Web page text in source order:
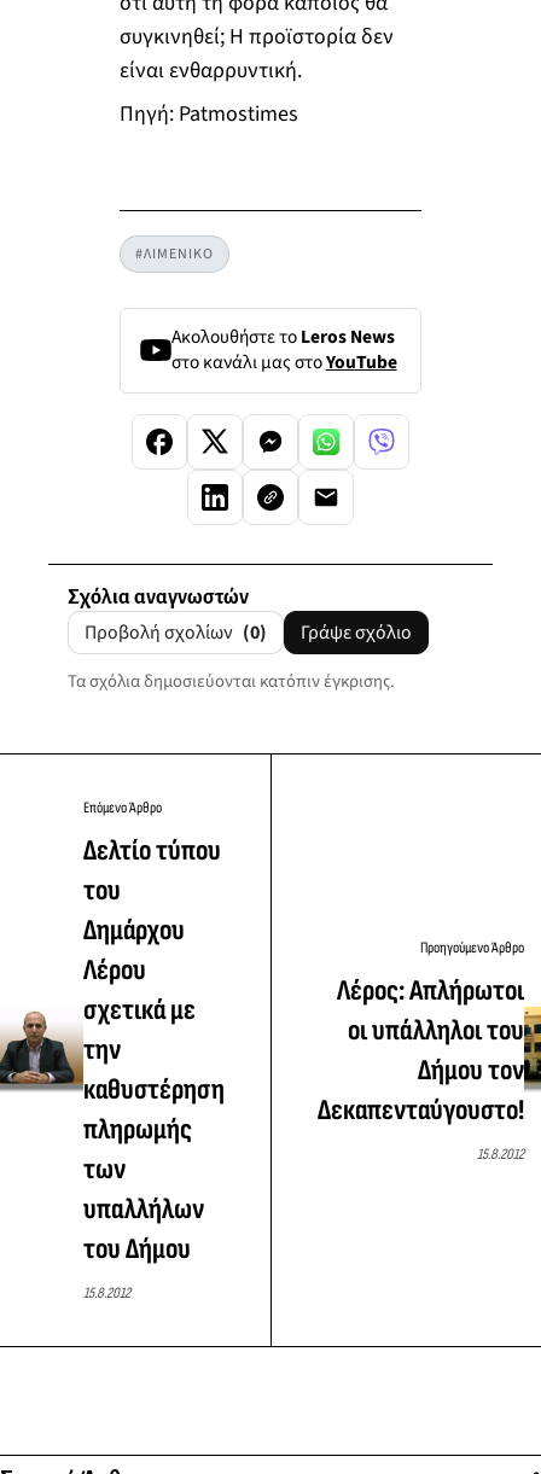
συγκινηθεί; Η προϊστορία δεν
είναι ενθαρρυντική.
Πηγή: Patmostimes
#ΛΙΜΕΝΙΚΟ
Ακολουθήστε τοLeros News
στο κανάλι μας στοYouTube
Σχόλια αναγνωστών
Προβολή σχολίων (0) Γράψε σχόλιο
Τα σχόλια δημοσιεύονται κατόπιν έγκρισης.
Επόμενο Άρθρο
Δελτίο τύπου
του
Δημάρχου
Λέρου
σχετικά με
την
καθυστέρηση
πληρωμής
των
υπαλλήλων
του Δήμου
15.8.2012
Προηγούμενο Άρθρο
Λέρος: Απλήρωτοι
οι υπάλληλοι του
Δήμου τον
Δεκαπενταύγουστο!
15.8.2012